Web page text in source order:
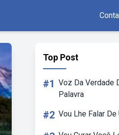
Top Post
#1 Voz Da Verdade
Palavra
#2 Vou Lhe Falar